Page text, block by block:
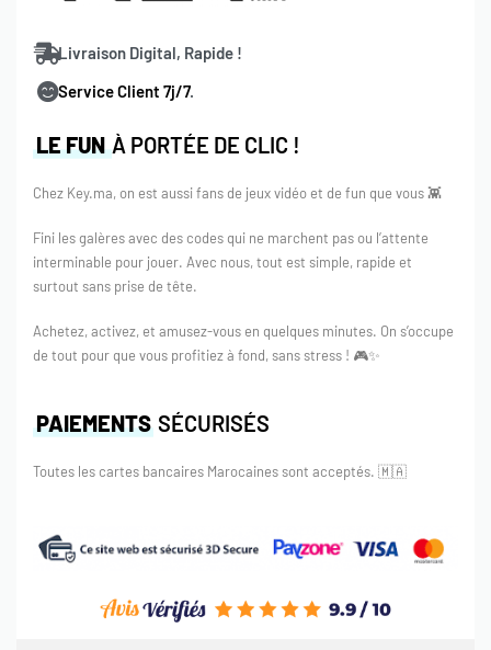
LE FUNÀ PORTÉE DE CLIC !
Chez Key.ma, on est aussi fans de jeux vidéo et de fun que vous 👾
Fini les galères avec des codes qui ne marchent pas ou l’attente
interminable pour jouer. Avec nous, tout est simple, rapide et
surtout sans prise de tête.
Achetez, activez, et amusez-vous en quelques minutes. On s’occupe
de tout pour que vous profitiez à fond, sans stress ! 🎮✨
Livraison Digital, Rapide !
Service Client 7j/7.
PAIEMENTS SÉCURISÉS
Toutes les cartes bancaires Marocaines sont acceptés. 🇲🇦